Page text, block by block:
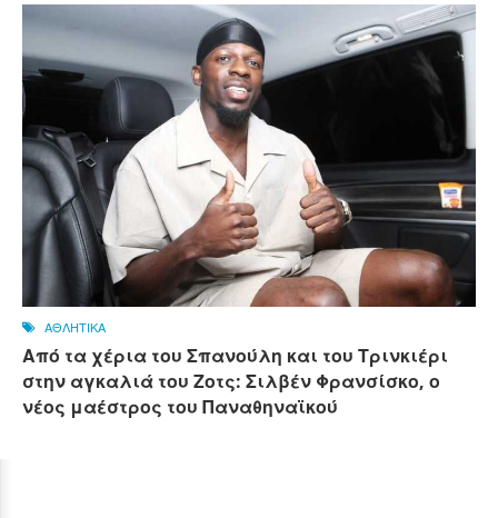
ΑΘΛΗΤΙΚΑ
Από τα χέρια του Σπανούλη και του Τρινκιέρι
στην αγκαλιά του Ζοτς: Σιλβέν Φρανσίσκο, ο
νέος μαέστρος του Παναθηναϊκού